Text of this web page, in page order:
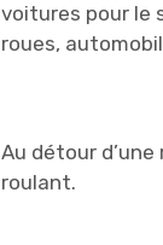
voitures pour le
roues,
Au détour
roulant.